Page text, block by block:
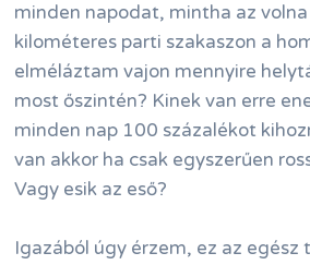
minden napodat, mintha az
kilométeres parti szakaszon a
elméláztam vajon mennyire
most őszintén? Kinek van erre
minden nap 100 százalékot
van akkor ha csak egyszerűen
Vagy esik az eső?
Igazából úgy érzem, ez az egész